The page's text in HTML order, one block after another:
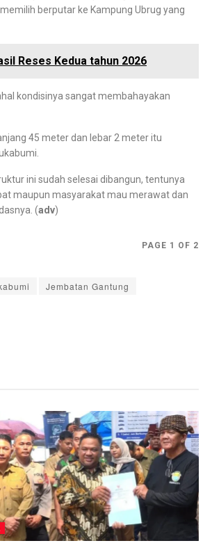
berputar ke Kampung Ubrug yang
Reses Kedua tahun 2026
kondisinya sangat membahayakan
45 meter dan lebar 2 meter itu
ini sudah selesai dibangun, tentunya
maupun masyarakat mau merawat dan
(adv)
PAGE 1 OF 2
Jembatan Gantung